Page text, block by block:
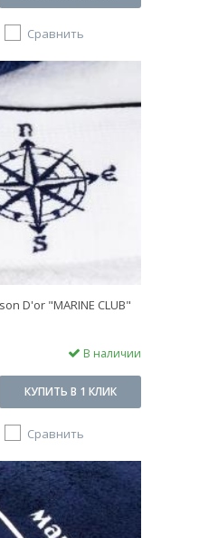
Сравнить
D'or "MARINE CLUB"
В наличии
КУПИТЬ В 1 КЛИК
Сравнить